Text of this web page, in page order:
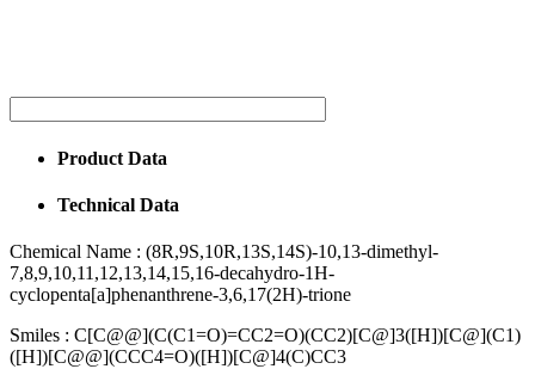
Product Data
Technical Data
Chemical Name : (8R,9S,10R,13S,14S)-10,13-dimethyl-
7,8,9,10,11,12,13,14,15,16-decahydro-1H-
cyclopenta[a]phenanthrene-3,6,17(2H)-trione
Smiles : C[C@@](C(C1=O)=CC2=O)(CC2)[C@]3([H])[C@](C1)
([H])[C@@](CCC4=O)([H])[C@]4(C)CC3